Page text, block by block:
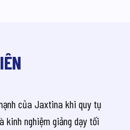
của Jaxtina khi quy tụ
kinh nghiệm giảng dạy tối